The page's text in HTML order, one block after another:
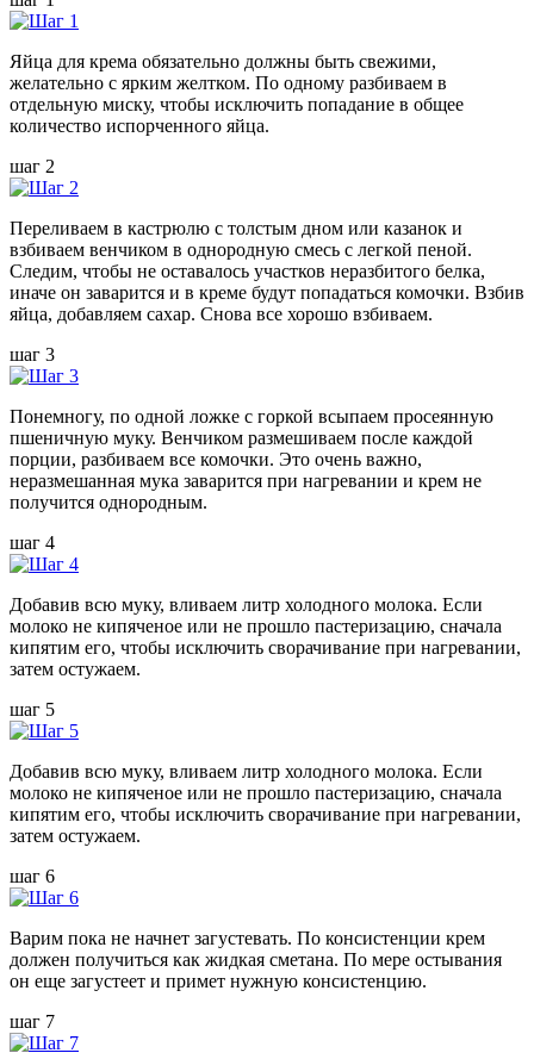
Яйца для крема обязательно должны быть свежими,
желательно с ярким желтком. По одному разбиваем в
отдельную миску, чтобы исключить попадание в общее
количество испорченного яйца.
шаг 2
Переливаем в кастрюлю с толстым дном или казанок и
взбиваем венчиком в однородную смесь с легкой пеной.
Следим, чтобы не оставалось участков неразбитого белка,
иначе он заварится и в креме будут попадаться комочки. Взбив
яйца, добавляем сахар. Снова все хорошо взбиваем.
шаг 3
Понемногу, по одной ложке с горкой всыпаем просеянную
пшеничную муку. Венчиком размешиваем после каждой
порции, разбиваем все комочки. Это очень важно,
неразмешанная мука заварится при нагревании и крем не
получится однородным.
шаг 4
Добавив всю муку, вливаем литр холодного молока. Если
молоко не кипяченое или не прошло пастеризацию, сначала
кипятим его, чтобы исключить сворачивание при нагревании,
затем остужаем.
шаг 5
Добавив всю муку, вливаем литр холодного молока. Если
молоко не кипяченое или не прошло пастеризацию, сначала
кипятим его, чтобы исключить сворачивание при нагревании,
затем остужаем.
шаг 6
Варим пока не начнет загустевать. По консистенции крем
должен получиться как жидкая сметана. По мере остывания
он еще загустеет и примет нужную консистенцию.
шаг 7